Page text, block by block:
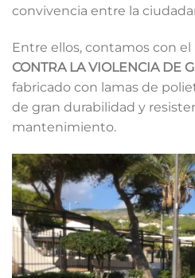
convivencia entre la
Entre ellos, contamos con el
CONTRA LA VIOLENCIA DE
fabricado con lamas de
de gran durabilidad y
mantenimiento.